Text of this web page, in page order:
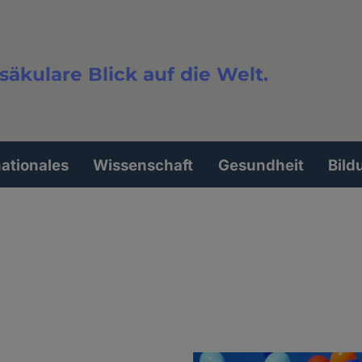
Blick auf die Welt.
Wissenschaft Gesundheit